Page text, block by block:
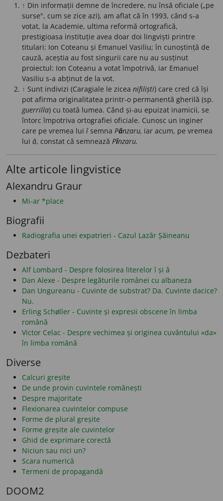
↑ Din informații demne de încredere, nu însă oficiale („pe
surse", cum se zice azi), am aflat că în 1993, când s-a
votat, la Academie, ultima reformă ortografică,
prestigioasa instituție avea doar doi lingviști printre
titulari: Ion Coteanu și Emanuel Vasiliu; în cunoștință de
cauză, aceștia au fost singurii care nu au susținut
proiectul: Ion Coteanu a votat împotrivă, iar Emanuel
Vasiliu s-a abținut de la vot.
↑ Sunt indivizi (Caragiale le zicea nifiliști) care cred că își
pot afirma originalitatea printr-o permanentă gherilă (sp.
guerrilla) cu toată lumea. Când și-au epuizat inamicii, se
întorc împotriva ortografiei oficiale. Cunosc un inginer
care pe vremea lui îsemna Pânzaru, iar acum, pe vremea
lui â, constat că semnează Pînzaru.
Alte articole lingvistice
Alexandru Graur
Mi-ar *place
Biografii
Radiografia unei expatrieri - Cazul Lazăr Șăineanu
Dezbateri
Alf Lombard - Despre folosirea literelor î și â
Dan Alexe - Despre legăturile românei cu albaneza
Dan Ungureanu - Cuvinte de substrat? Da. Cuvinte dacice?
Nu.
Erling Schøller - Cuvinte și expresii obscene în limba
română
Victor Celac - Despre vechimea și originea cuvântului «da»
în limba română
Diverse
Calcuri greșite
De unde provin cuvintele românești
Despre majoritate
Flexionarea cuvintelor compuse
Forme de plural greșite
Forme greșite ale cuvintelor
Ghid de exprimare corectă
Niciun sau nici un?
Scara numerică
Termeni de propagandă
DOOM2